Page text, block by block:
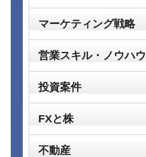
マーケティング戦略
営業スキル・ノウハウ
投資案件
FXと株
不動産